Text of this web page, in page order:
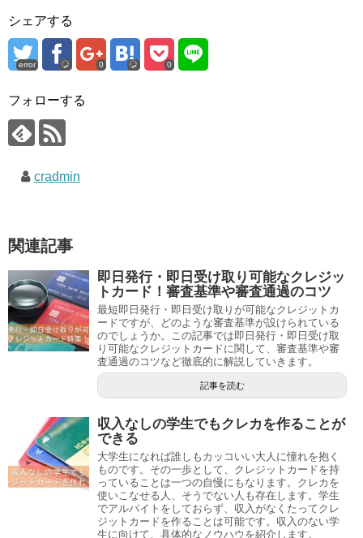
シェアする
error 0 0
フォローする
cradmin
関連記事
即日発行・即日受け取り可能なクレジッ
トカード！審査基準や審査通過のコツ
最短即日発行・即日受け取りが可能なクレジットカ
ードですが、どのような審査基準が設けられている
のでしょうか。この記事では即日発行・即日受け取
り可能なクレジットカードに関して、審査基準や審
査通過のコツなど徹底的に解説していきます。
記事を読む
収入なしの学生でもクレカを作ることが
できる
大学生になれば誰しもカッコいい大人に憧れを抱く
ものです。その一歩として、クレジットカードを持
っていることは一つの自慢にもなります。クレカを
使いこなせる人、そうでない人も存在します。学生
でアルバイトをしておらず、収入がなくたってクレ
ジットカードを作ることは可能です。収入のない学
生に向けて、具体的なノウハウを紹介します。